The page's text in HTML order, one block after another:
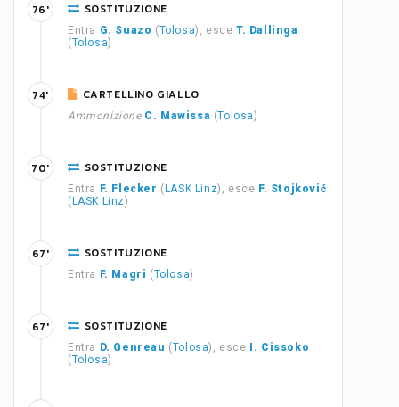
SOSTITUZIONE
Entra G. Suazo (Tolosa), esceT. Dallinga
(Tolosa)
76'
CARTELLINO GIALLO
Ammonizione C. Mawissa (Tolosa)
74'
SOSTITUZIONE
Entra F. Flecker ( LASK Linz), esce F. Stojković
( LASK Linz)
70'
SOSTITUZIONE
Entra F. Magri (Tolosa)
67'
SOSTITUZIONE
Entra D. Genreau (Tolosa), esce
I. Cissoko
(Tolosa)
67'